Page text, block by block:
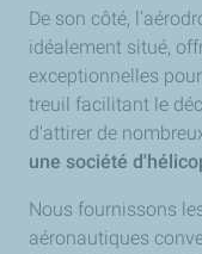
De son côté,
idéalement situé,
exceptionnelles
treuil facilitant le
d'attirer de
une société
Nous fournissons
aéronautiques